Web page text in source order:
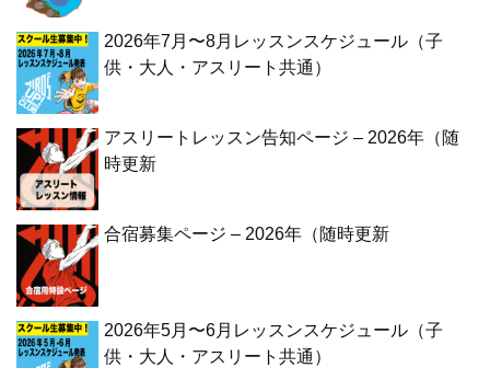
2026年7月〜8月レッスンスケジュール（子
供・大人・アスリート共通）
アスリートレッスン告知ページ – 2026年（随
時更新
合宿募集ページ – 2026年（随時更新
2026年5月〜6月レッスンスケジュール（子
供・大人・アスリート共通）